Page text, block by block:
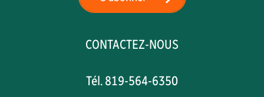
CONTACTEZ-NOUS
Tél. 819-564-6350